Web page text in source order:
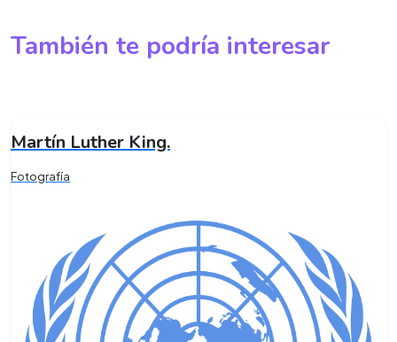
También te podría interesar
Martín Luther King.
Fotografía